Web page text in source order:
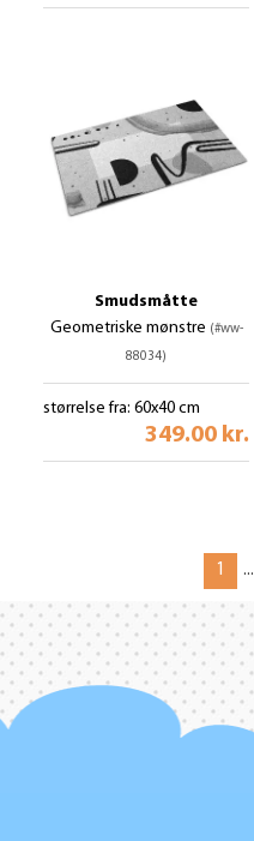
Smudsmåtte
Geometriske mønstre (#ww-
88034)
størrelse fra: 60x40 cm
349.00 kr.
1 ...